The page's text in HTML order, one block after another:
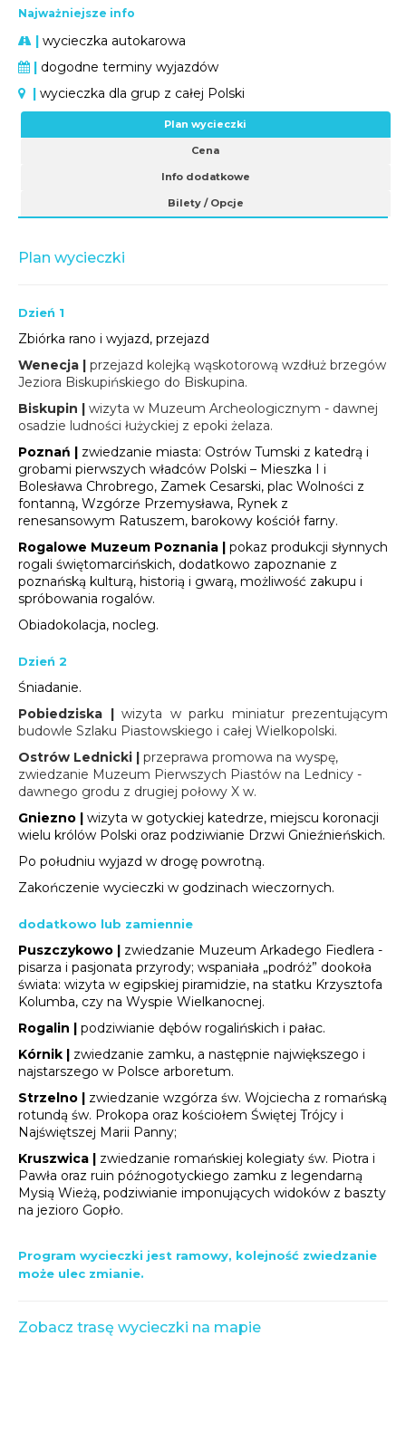
Najważniejsze info
wycieczka autokarowa
dogodne terminy wyjazdów
wycieczka dla grup z całej Polski
Plan wycieczki
Cena
Info dodatkowe
Bilety / Opcje
Plan wycieczki
Dzień 1
Zbiórka rano i wyjazd, przejazd
Wenecja | przejazd kolejką wąskotorową wzdłuż brzegów
Jeziora Biskupińskiego do Biskupina.
Biskupin | wizyta w Muzeum Archeologicznym - dawnej
osadzie ludności łużyckiej z epoki żelaza.
Poznań |
zwiedzanie miasta: Ostrów Tumski z katedrą i
grobami pierwszych władców Polski – Mieszka I i
Bolesława Chrobrego, Zamek Cesarski, plac Wolności z
fontanną, Wzgórze Przemysława, Rynek z
renesansowym Ratuszem, barokowy kościół farny.
Rogalowe Muzeum Poznania |
pokaz produkcji słynnych
rogali świętomarcińskich, dodatkowo zapoznanie z
poznańską kulturą, historią i gwarą, możliwość zakupu i
spróbowania rogalów.
Obiadokolacja, nocleg.
Dzień 2
Śniadanie.
Pobiedziska | wizyta w parku miniatur prezentującym
budowle Szlaku Piastowskiego i całej Wielkopolski.
Ostrów Lednicki |
przeprawa promowa na wyspę,
zwiedzanie Muzeum Pierwszych Piastów na Lednicy -
dawnego grodu z drugiej połowy X w.
Gniezno |
wizyta w gotyckiej katedrze, miejscu koronacji
wielu królów Polski oraz podziwianie Drzwi Gnieźnieńskich.
Po południu wyjazd w drogę powrotną.
Zakończenie wycieczki w godzinach wieczornych.
dodatkowo lub zamiennie
Puszczykowo |
zwiedzanie Muzeum Arkadego Fiedlera -
pisarza i pasjonata przyrody; wspaniała „podróż” dookoła
świata: wizyta w egipskiej piramidzie, na statku Krzysztofa
Kolumba, czy na Wyspie Wielkanocnej.
Rogalin |
podziwianie dębów rogalińskich i pałac.
Kórnik | zwiedzanie zamku, a następnie największego i
najstarszego w Polsce arboretum.
Strzelno | zwiedzanie wzgórza św. Wojciecha z romańską
rotundą św. Prokopa oraz kościołem Świętej Trójcy i
Najświętszej Marii Panny;
Kruszwica | zwiedzanie romańskiej kolegiaty św. Piotra i
Pawła oraz ruin późnogotyckiego zamku z legendarną
Mysią Wieżą, podziwianie imponujących widoków z baszty
na jezioro Gopło.
Program wycieczki jest ramowy, kolejność zwiedzanie
może ulec zmianie.
Zobacz trasę wycieczki na mapie